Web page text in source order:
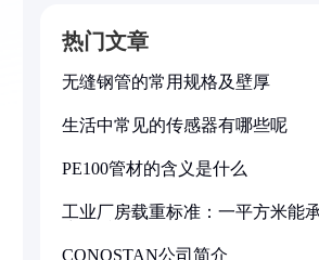
热门文章
无缝钢管的常用规格及壁厚
生活中常见的传感器有哪些呢
PE100管材的含义是什么
工业厂房载重标准：一平方米能
CONOSTAN公司简介